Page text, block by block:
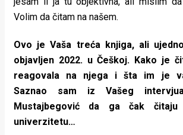
Volim da čitam na našem.
Ovo je Vaša treća knjiga, ali
objavljen 2022. u Češkoj. Kako je
reagovala na njega i šta im je
Saznao sam iz Vašeg
Mustajbegović da ga čak čitaju
univerzitetu…